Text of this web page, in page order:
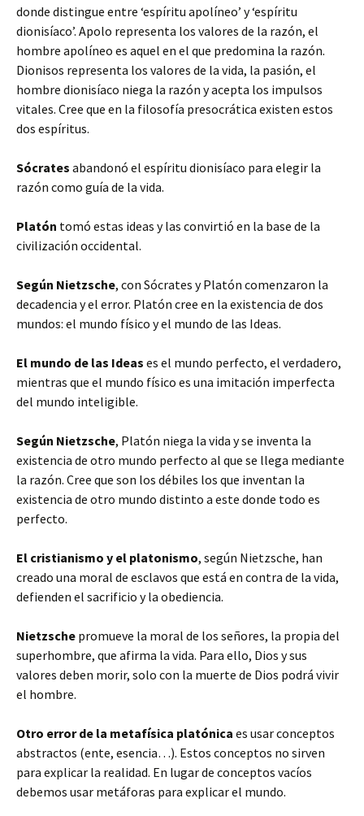
donde distingue entre ‘espíritu apolíneo’ y ‘espíritu
dionisíaco’. Apolo representa los valores de la razón, el
hombre apolíneo es aquel en el que predomina la razón.
Dionisos representa los valores de la vida, la pasión, el
hombre dionisíaco niega la razón y acepta los impulsos
vitales. Cree que en la filosofía presocrática existen estos
dos espíritus.
Sócrates abandonó el espíritu dionisíaco para elegir la
razón como guía de la vida.
Platón tomó estas ideas y las convirtió en la base de la
civilización occidental.
Según Nietzsche, con Sócrates y Platón comenzaron la
decadencia y el error. Platón cree en la existencia de dos
mundos: el mundo físico y el mundo de las Ideas.
El mundo de las Ideas es el mundo perfecto, el verdadero,
mientras que el mundo físico es una imitación imperfecta
del mundo inteligible.
Según Nietzsche, Platón niega la vida y se inventa la
existencia de otro mundo perfecto al que se llega mediante
la razón. Cree que son los débiles los que inventan la
existencia de otro mundo distinto a este donde todo es
perfecto.
El cristianismo y el platonismo, según Nietzsche, han
creado una moral de esclavos que está en contra de la vida,
defienden el sacrificio y la obediencia.
Nietzsche promueve la moral de los señores, la propia del
superhombre, que afirma la vida. Para ello, Dios y sus
valores deben morir, solo con la muerte de Dios podrá vivir
el hombre.
Otro error de la metafísica platónica es usar conceptos
abstractos (ente, esencia…). Estos conceptos no sirven
para explicar la realidad. En lugar de conceptos vacíos
debemos usar metáforas para explicar el mundo.